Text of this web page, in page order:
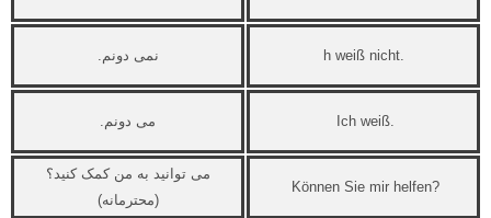
h weiß nicht. نمی دونم.
Ich weiß. می دونم.
Können Sie mir helfen?
می توانید به من کمک کنید؟
(محترمانه)